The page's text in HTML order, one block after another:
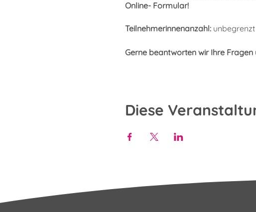
Online- Formular!
Teilnehmerinnenanzahl: unbegrenzt
Gerne beantworten wir Ihre
Diese